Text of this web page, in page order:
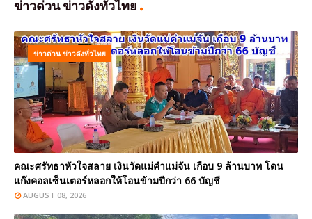
ข่าวด่วน ข่าวดังทั่วไทย
ข่าวด่วน ข่าวดังทั่วไทย
คณะศรัทธาหัวใจสลาย เงินวัดแม่คำแม่จัน เกือบ 9 ล้านบาท โดน
แก๊งคอลเซ็นเตอร์หลอกให้โอนข้ามปีกว่า 66 บัญชี
AUGUST 08, 2026